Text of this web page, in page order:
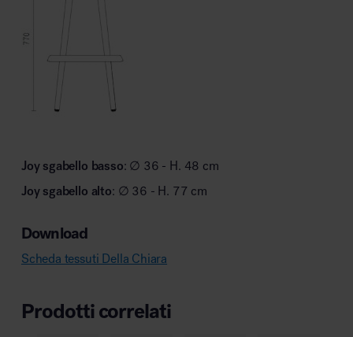
Joy sgabello basso: ∅ 36 - H. 48 cm
Joy sgabello alto: ∅ 36 - H. 77 cm
Download
Scheda tessuti Della Chiara
Prodotti correlati